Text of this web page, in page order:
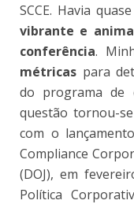
SCCE. Havia
vibrante e
conferência.
métricas para
do programa de
questão tornou-
com o
Compliance
(DOJ), em
Política